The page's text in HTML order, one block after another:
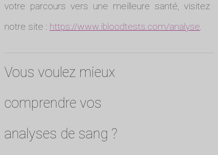
votre parcours vers une meilleure santé, visitez
notre site : https://www.ibloodtests.com/analyse.
Vous voulez mieux
comprendre vos
analyses de sang ?